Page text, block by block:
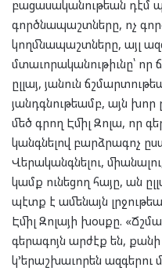
բացասականութեան դէմ
գործնապաշտները, ոչ
կողմնապաշտները, այլ
մտաւորականութիւնը՝
ըլլայ, յանուն
յանդգնութեամբ, այն խոր
մեծ գրող Էմիլ Զոլա, որ
կանգնելով բարձրագոչ
Վերականգնելու,
կամք ունեցող հայը, ան
պէտք է ամենայն
Էմիլ Զոլայի խօսքը.
գերագոյն արժէք են,
կ’երաշխաւորեն ազգերու